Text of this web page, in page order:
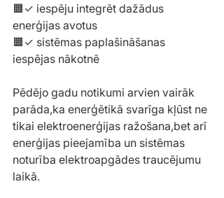
🟧✓ iespēju integrēt dažādus
enerģijas avotus
🟧✓ sistēmas paplašināšanas
iespējas nākotnē
Pēdējo gadu notikumi arvien vairāk
parāda,ka enerģētikā svarīga kļūst ne
tikai elektroenerģijas ražošana,bet arī
enerģijas pieejamība un sistēmas
noturība elektroapgādes traucējumu
laikā.